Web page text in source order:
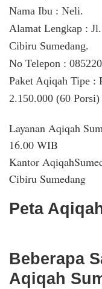
Nama Ibu : Neli.
Alamat Lengkap :
Cibiru Sumedang.
No Telepon :
Paket Aqiqah Tipe :
2.150.000 (60
Layanan Aqiqah
16.00 WIB
Kantor
Cibiru Sumedang
Peta
Beberapa
Aqiqah